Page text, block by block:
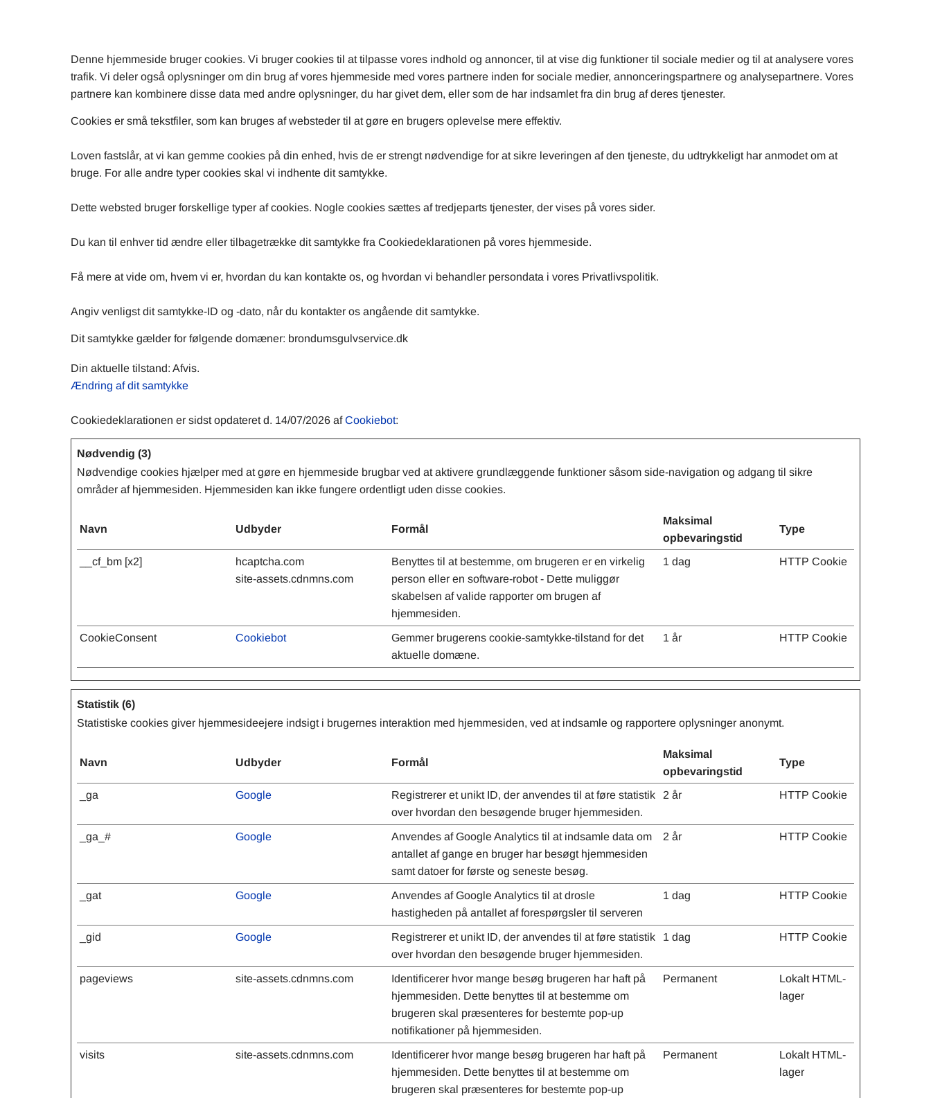
Denne hjemmeside bruger cookies. Vi bruger cookies til at tilpasse vores indhold og annoncer, til at vise dig funktioner til sociale medier og til at analysere vores
trafik. Vi deler også oplysninger om din brug af vores hjemmeside med vores partnere inden for sociale medier, annonceringspartnere og analysepartnere. Vores
partnere kan kombinere disse data med andre oplysninger, du har givet dem, eller som de har indsamlet fra din brug af deres tjenester.
Cookies er små tekstfiler, som kan bruges af websteder til at gøre en brugers oplevelse mere effektiv.
Loven fastslår, at vi kan gemme cookies på din enhed, hvis de er strengt nødvendige for at sikre leveringen af den tjeneste, du udtrykkeligt har anmodet om at
bruge. For alle andre typer cookies skal vi indhente dit samtykke.
Dette websted bruger forskellige typer af cookies. Nogle cookies sættes af tredjeparts tjenester, der vises på vores sider.
Du kan til enhver tid ændre eller tilbagetrække dit samtykke fra Cookiedeklarationen på vores hjemmeside.
Få mere at vide om, hvem vi er, hvordan du kan kontakte os, og hvordan vi behandler persondata i vores Privatlivspolitik.
Angiv venligst dit samtykke-ID og -dato, når du kontakter os angående dit samtykke.
Dit samtykke gælder for følgende domæner: brondumsgulvservice.dk
Din aktuelle tilstand: Afvis.
Ændring af dit samtykke
Cookiedeklarationen er sidst opdateret d. 14/07/2026 afCookiebot:
Nødvendig (3)
Nødvendige cookies hjælper med at gøre en hjemmeside brugbar ved at aktivere grundlæggende funktioner såsom side-navigation og adgang til sikre
områder af hjemmesiden. Hjemmesiden kan ikke fungere ordentligt uden disse cookies.
Navn Udbyder Formål
Maksimal
opbevaringstid
Type
__cf_bm [x2]
hcaptcha.com
site-assets.cdnmns.com
Benyttes til at bestemme, om brugeren er en virkelig
person eller en software-robot - Dette muliggør
skabelsen af valide rapporter om brugen af
hjemmesiden.
1 dag HTTP Cookie
CookieConsent Cookiebot
Gemmer brugerens cookie-samtykke-tilstand for det
aktuelle domæne.
1 år HTTP Cookie
Statistik (6)
Statistiske cookies giver hjemmesideejere indsigt i brugernes interaktion med hjemmesiden, ved at indsamle og rapportere oplysninger anonymt.
Navn Udbyder Formål
Maksimal
opbevaringstid
Type
_ga Google
Registrerer et unikt ID, der anvendes til at føre statistik
over hvordan den besøgende bruger hjemmesiden.
2 år HTTP Cookie
_ga_# Google
Anvendes af Google Analytics til at indsamle data om
antallet af gange en bruger har besøgt hjemmesiden
samt datoer for første og seneste besøg.
2 år HTTP Cookie
_gat Google
Anvendes af Google Analytics til at drosle
hastigheden på antallet af forespørgsler til serveren
1 dag HTTP Cookie
_gid Google
Registrerer et unikt ID, der anvendes til at føre statistik
over hvordan den besøgende bruger hjemmesiden.
1 dag HTTP Cookie
pageviews site-assets.cdnmns.com
Identificerer hvor mange besøg brugeren har haft på
hjemmesiden. Dette benyttes til at bestemme om
brugeren skal præsenteres for bestemte pop-up
notifikationer på hjemmesiden.
Permanent
Lokalt HTML-
lager
visits site-assets.cdnmns.com
Identificerer hvor mange besøg brugeren har haft på
hjemmesiden. Dette benyttes til at bestemme om
brugeren skal præsenteres for bestemte pop-up
Permanent
Lokalt HTML-
lager